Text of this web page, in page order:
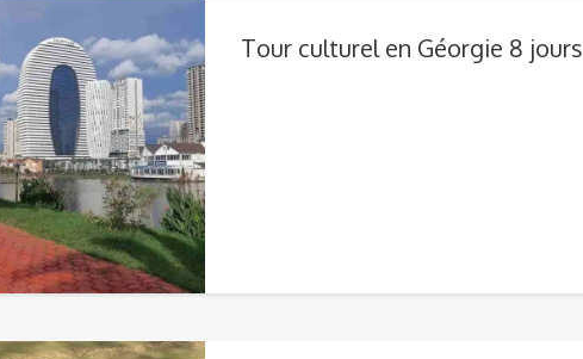
Tour culturel en Géorgie 8 jours